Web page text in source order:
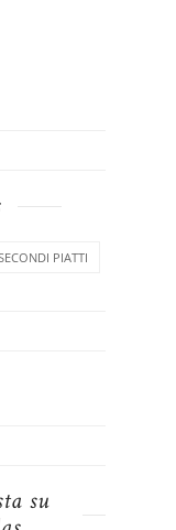
PIATTI
su